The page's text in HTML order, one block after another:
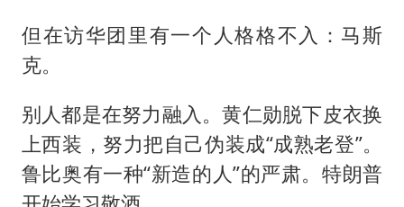
但在访华团里有一个人格格不入：马斯
克。
别人都是在努力融入。黄仁勋脱下皮衣换
上西装，努力把自己伪装成“成熟老登”。
鲁比奥有一种“新造的人”的严肃。特朗普